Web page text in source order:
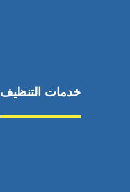
خدمات التنظيف